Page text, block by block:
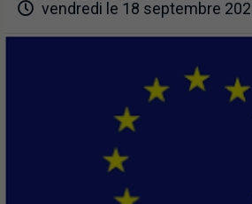
vendredi le 18 septembre